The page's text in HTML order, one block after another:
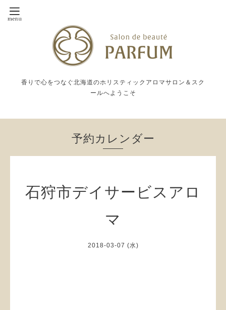
香りで心をつなぐ北海道のホリスティックアロマサロン＆スク
ールへようこそ
予約カレンダー
石狩市デイサービスアロ
マ
2018-03-07 (水)